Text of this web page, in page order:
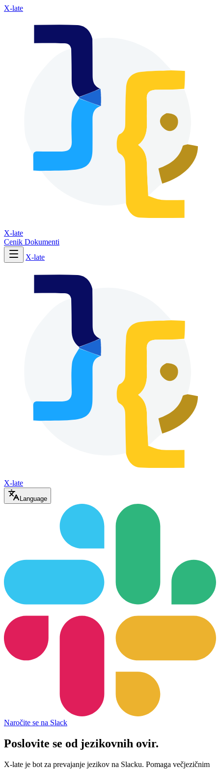
X-late
X-late
Cenik Dokumenti
X-late
X-late
Language
Naročite se na Slack
Poslovite se od jezikovnih ovir.
X-late je bot za prevajanje jezikov na Slacku. Pomaga večjezičnim